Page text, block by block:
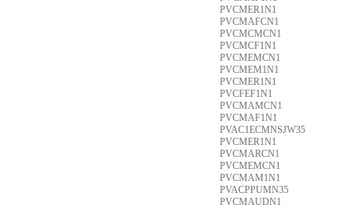
PVCMER1N1
PVCMAFCN1
PVCMCMCN1
PVCMCF1N1
PVCMEMCN1
PVCMEM1N1
PVCMER1N1
PVCFEF1N1
PVCMAMCN1
PVCMAF1N1
PVAC1ECMNSJW35
PVCMER1N1
PVCMARCN1
PVCMEMCN1
PVCMAM1N1
PVACPPUMN35
PVCMAUDN1